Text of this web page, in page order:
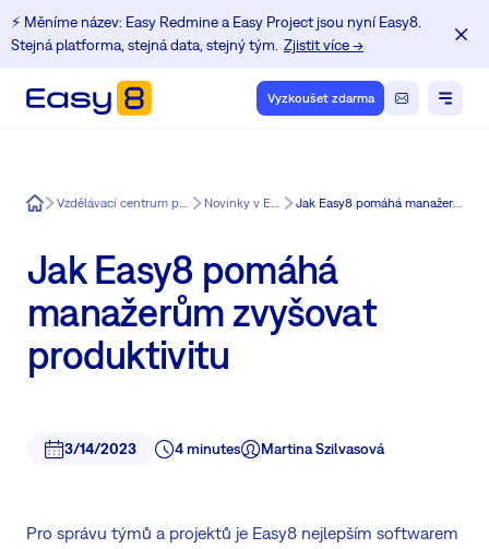
⚡️ Měníme název: Easy Redmine a Easy Project jsou nyní Easy8.
Stejná platforma, stejná data, stejný tým. Zjistit více →
Vyzkoušet zdarma
Easy8 Vzdělávací centrum pro uživatele Redmine Novinky v Easy Redmine Jak Easy8 pomáhá manažerům zvyšovat produktivitu
Jak Easy8 pomáhá
manažerům zvyšovat
produktivitu
3/14/2023 4 minutes Martina Szilvasová
Pro správu týmů a projektů je Easy8 nejlepším softwarem